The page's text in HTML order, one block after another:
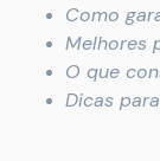
Como
Melhores
O que
Dicas